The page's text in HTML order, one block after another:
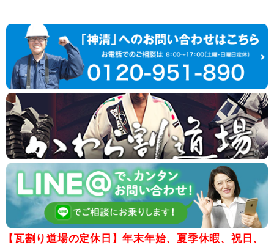
【瓦割り道場の定休日】年末年始、夏季休暇、祝日、